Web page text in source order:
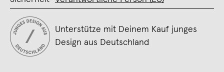
Unterstütze mit Deinem Kauf junges
Design aus Deutschland